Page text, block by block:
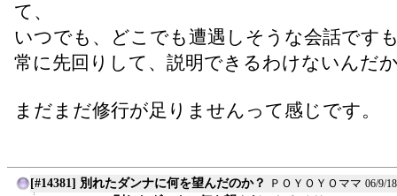
て、
いつでも、どこでも遭遇しそうな会話です
常に先回りして、説明できるわけないんだ
まだまだ修行が足りませんって感じです。
[#14381] 別れたダンナに何を望んだのか？ ＰＯＹＯＹＯママ 06/9/